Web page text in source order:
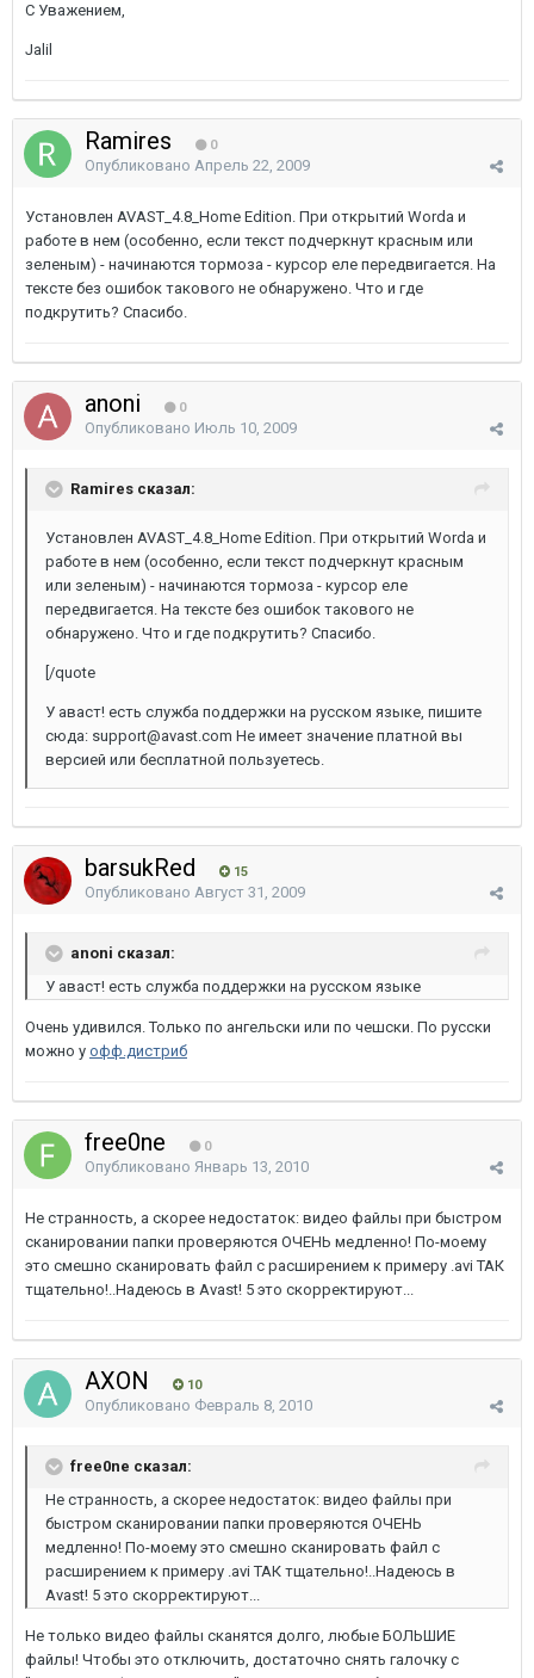
С Уважением,
Jalil
Ramires 0
Опубликовано Апрель 22, 2009
Установлен AVAST_4.8_Home Edition. При открытий Worda и
работе в нем (особенно, если текст подчеркнут красным или
зеленым) - начинаются тормоза - курсор еле передвигается. На
тексте без ошибок такового не обнаружено. Что и где
подкрутить? Спасибо.
anoni 0
Опубликовано Июль 10, 2009
Ramires сказал:
Установлен AVAST_4.8_Home Edition. При открытий Worda и
работе в нем (особенно, если текст подчеркнут красным
или зеленым) - начинаются тормоза - курсор еле
передвигается. На тексте без ошибок такового не
обнаружено. Что и где подкрутить? Спасибо.
[/quote
У аваст! есть служба поддержки на русском языке, пишите
сюда: support@avast.com Не имеет значение платной вы
версией или бесплатной пользуетесь.
barsukRed 15
Опубликовано Август 31, 2009
anoni сказал:
У аваст! есть служба поддержки на русском языке
Очень удивился. Только по ангельски или по чешски. По русски
можно у офф.дистриб
free0ne 0
Опубликовано Январь 13, 2010
Не странность, а скорее недостаток: видео файлы при быстром
сканировании папки проверяются ОЧЕНЬ медленно! По-моему
это смешно сканировать файл с расширением к примеру .avi ТАК
тщательно!..Надеюсь в Avast! 5 это скорректируют...
AXON 10
Опубликовано Февраль 8, 2010
free0ne сказал:
Не странность, а скорее недостаток: видео файлы при
быстром сканировании папки проверяются ОЧЕНЬ
медленно! По-моему это смешно сканировать файл с
расширением к примеру .avi ТАК тщательно!..Надеюсь в
Avast! 5 это скорректируют...
Не только видео файлы сканятся долго, любые БОЛЬШИЕ
файлы! Чтобы это отключить, достаточно снять галочку с